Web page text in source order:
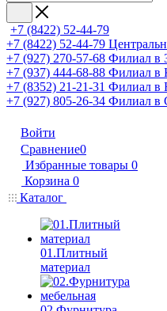
+7 (8422) 52-44-79
+7 (8422) 52-44-79
+7 (927) 270-57-68 Филиал в
+7 (937) 444-68-88 Филиал в
+7 (8352) 21-21-31 Филиал в
+7 (927) 805-26-34 Филиал в
Войти
Сравнение0
Избранные товары 0
Корзина 0
Каталог
01.Плитный
материал